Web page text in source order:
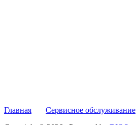
Главная
Сервисное обслуживание